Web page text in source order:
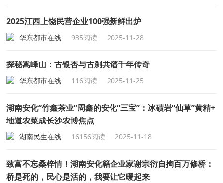
2025江西上饶民营企业100强新鲜出炉
华东都市在线 935阅读 2025-11-28
探秘嵩峰山：古银杏与古刹共谱千年传奇
华东都市在线 116阅读 2025-11-25
湖南安化“竹鑫茶业”周鑫的安化“三宝”：冰碛岩“仙草”黄精+
地道农菜成长沙农博焦点
湖南民生在线 16156阅读 2025-11-18
致富不忘桑梓情！湖南安化籍企业家谢宗衍自掏百万修桥：
桥是死的，民心是活的，我要让它暖起来